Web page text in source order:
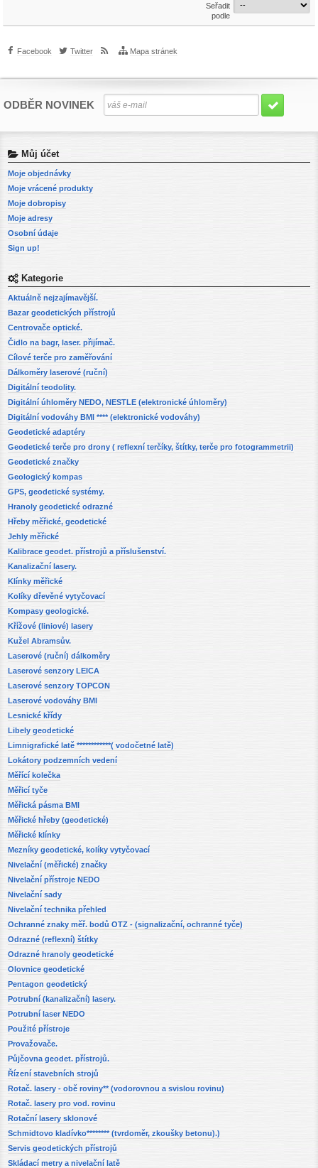
Seřadit
podle
Facebook Twitter Mapa stránek
ODBĚR NOVINEK
Můj účet
Moje objednávky
Moje vrácené produkty
Moje dobropisy
Moje adresy
Osobní údaje
Sign up!
Kategorie
Aktuálně nejzajímavější.
Bazar geodetických přístrojů
Centrovače optické.
Čidlo na bagr, laser. přijímač.
Cílové terče pro zaměřování
Dálkoměry laserové (ruční)
Digitální teodolity.
Digitální úhloměry NEDO, NESTLE (elektronické úhloměry)
Digitální vodováhy BMI **** (elektronické vodováhy)
Geodetické adaptéry
Geodetické terče pro drony ( reflexní terčíky, štítky, terče pro fotogrammetrii)
Geodetické značky
Geologický kompas
GPS, geodetické systémy.
Hranoly geodetické odrazné
Hřeby měřické, geodetické
Jehly měřické
Kalibrace geodet. přístrojů a příslušenství.
Kanalizační lasery.
Klínky měřické
Kolíky dřevěné vytyčovací
Kompasy geologické.
Křížové (liniové) lasery
Kužel Abramsův.
Laserové (ruční) dálkoměry
Laserové senzory LEICA
Laserové senzory TOPCON
Laserové vodováhy BMI
Lesnické křídy
Libely geodetické
Limnigrafické latě ************( vodočetné latě)
Lokátory podzemních vedení
Měřící kolečka
Měřicí tyče
Měřická pásma BMI
Měřické hřeby (geodetické)
Měřické klínky
Mezníky geodetické, kolíky vytyčovací
Nivelační (měřické) značky
Nivelační přístroje NEDO
Nivelační sady
Nivelační technika přehled
Ochranné znaky měř. bodů OTZ - (signalizační, ochranné tyče)
Odrazné (reflexní) štítky
Odrazné hranoly geodetické
Olovnice geodetické
Pentagon geodetický
Potrubní (kanalizační) lasery.
Potrubní laser NEDO
Použité přístroje
Provažovače.
Půjčovna geodet. přístrojů.
Řízení stavebních strojů
Rotač. lasery - obě roviny** (vodorovnou a svislou rovinu)
Rotač. lasery pro vod. rovinu
Rotační lasery sklonové
Schmidtovo kladívko******** (tvrdoměr, zkoušky betonu).)
Servis geodetických přístrojů
Skládací metry a nivelační latě